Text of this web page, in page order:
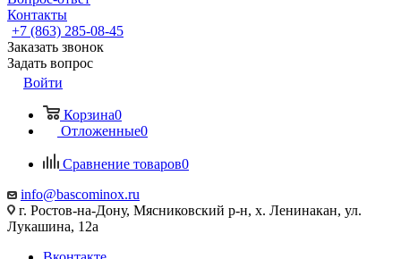
Контакты
+7 (863) 285-08-45
Заказать звонок
Задать вопрос
Войти
Корзина0
Отложенные0
Сравнение товаров0
info@bascominox.ru
г. Ростов-на-Дону, Мясниковский р-н, х. Ленинакан, ул.
Лукашина, 12а